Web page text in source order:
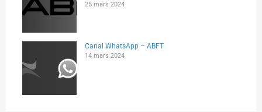
25 mars 2024
Canal WhatsApp – ABFT
14 mars 2024